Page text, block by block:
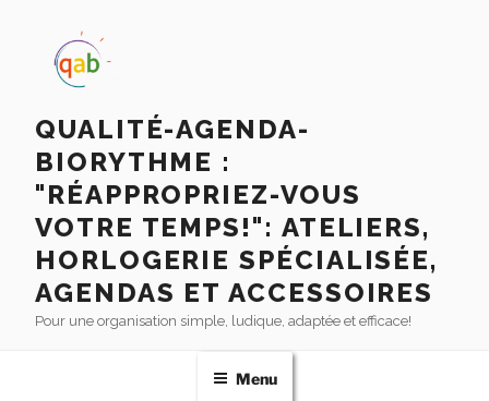
QUALITÉ-AGENDA-
BIORYTHME :
"RÉAPPROPRIEZ-VOUS
VOTRE TEMPS!": ATELIERS,
HORLOGERIE SPÉCIALISÉE,
AGENDAS ET ACCESSOIRES
Pour une organisation simple, ludique, adaptée et efficace!
Menu